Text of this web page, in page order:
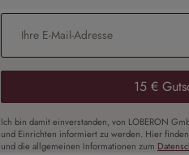
E-Mail-Adresse
15 €
Ich bin damit einverstanden, von LOBERON
und Einrichten informiert zu werden. Hier
und die allgemeinen Informationen zum